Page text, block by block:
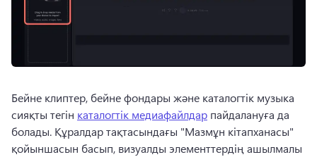
Бейне клиптер, бейне фондары және каталогтік музыка
сияқты тегін каталогтік медиафайлдар пайдалануға да
болады. Құралдар тақтасындағы "Мазмұн кітапханасы"
қойыншасын басып, визуалды элементтердің ашылмалы